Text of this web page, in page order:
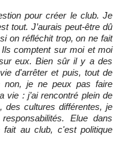
pour créer le club. Je
tout. J’aurais peut-être dû
on réfléchit trop, on ne fait
comptent sur moi et moi
eux. Bien sûr il y a des
d'arrêter et puis, tout de
je ne peux pas faire
vie : j’ai rencontré plein de
des cultures différentes, je
Elue dans
au club, c'est politique